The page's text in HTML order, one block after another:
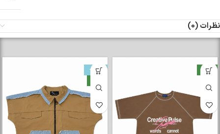
نظرات (0)
-33%
جدید